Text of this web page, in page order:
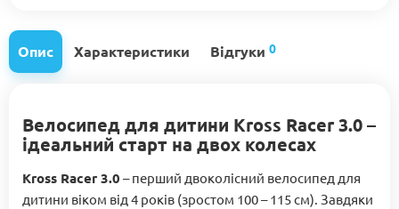
Опис Характеристики Відгуки 0
Велосипед для дитини Kross Racer 3.0 –
ідеальний старт на двох колесах
Kross Racer 3.0 – перший двоколісний велосипед для
дитини віком від 4 років (зростом 100 – 115 см). Завдяки